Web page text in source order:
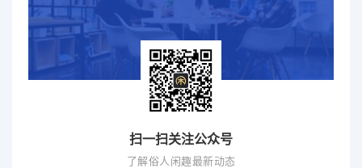
扫一扫关注公众号
了解俗人闲趣最新动态